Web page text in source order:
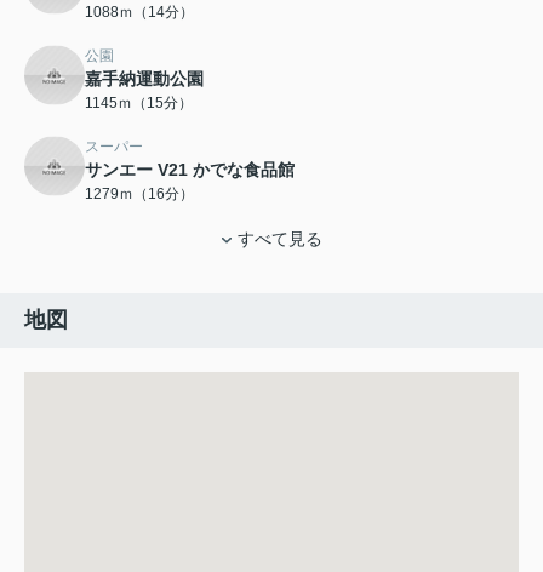
1088ｍ（14分）
公園
嘉手納運動公園
1145ｍ（15分）
スーパー
サンエー V21 かでな食品館
1279ｍ（16分）
すべて見る
地図